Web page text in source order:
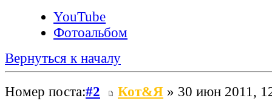
YouTube
Фотоальбом
Вернуться к началу
Номер поста:#2 Кот&Я » 30 июн 2011,